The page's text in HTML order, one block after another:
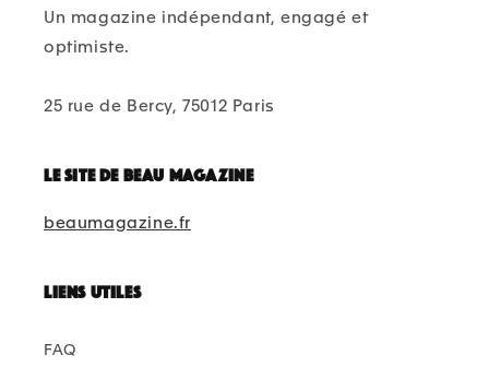
Un magazine indépendant, engagé et
optimiste.
25 rue de Bercy, 75012 Paris
Le site de beau magazine
beaumagazine.fr
Liens utiles
FAQ